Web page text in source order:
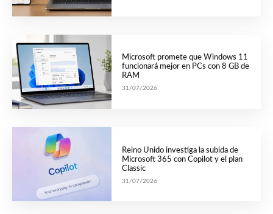
Microsoft promete que Windows 11
funcionará mejor en PCs con 8 GB de
RAM
31/07/2026
Reino Unido investiga la subida de
Microsoft 365 con Copilot y el plan
Classic
31/07/2026